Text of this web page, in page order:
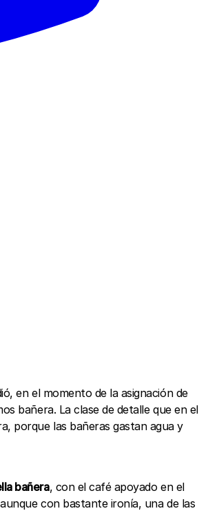
en el momento de la asignación de
bañera. La clase de detalle que en el
porque las bañeras gastan agua y
bañera, con el café apoyado en el
con bastante ironía, una de las